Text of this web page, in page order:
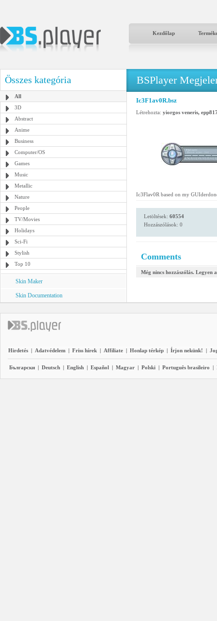
Kezdőlap
Összes kategória
All
3D
Abstract
Anime
Business
Computer/OS
Games
Music
Metallic
Nature
People
TV/Movies
Holidays
Sci-Fi
Stylish
Top 10
Skin Maker
Skin Documentation
BSPlayer
Ic3F1av0R.bsz
Létrehozta: yiorgos veneris,
Ic3Flav0R based on my
Letöltések: 60554
Hozzászólások: 0
Comments
Még nincs hozzászólás. Legyen
Hirdetés | Adatvédelem | Friss hírek | Affiliate | Honlap térkép | Írjon nekünk! |
Български | Deutsch | English | Español | Magyar | Polski | Português brasileiro |